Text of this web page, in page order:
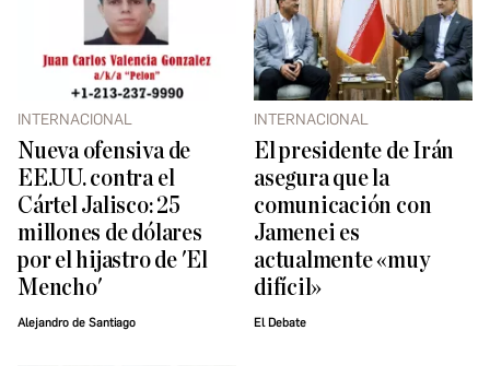
INTERNACIONAL
Nueva ofensiva de
EE.UU. contra el
Cártel Jalisco: 25
millones de dólares
por el hijastro de 'El
Mencho'
Alejandro de Santiago
INTERNACIONAL
El presidente de Irán
asegura que la
comunicación con
Jamenei es
actualmente «muy
difícil»
El Debate